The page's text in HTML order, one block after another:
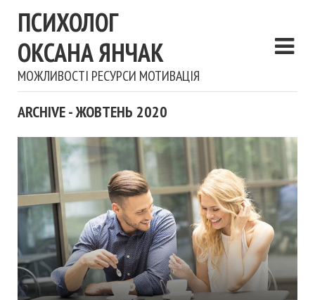
ПСИХОЛОГ
ОКСАНА ЯНЧАК
МОЖЛИВОСТІ РЕСУРСИ МОТИВАЦІЯ
ARCHIVE - ЖОВТЕНЬ 2020